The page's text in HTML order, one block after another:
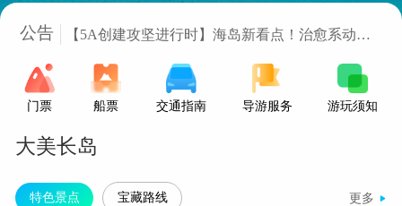
公告
通知：夜游《梦寻仙山》开园时间
长岛邀您免费看海，驻烟大学生专属礼遇！
【5A创建攻坚进行时】海岛新看点！治愈系动漫
风+夜光VR， 长岛墙绘“活”了！
长岛南北长山旅游景区 欢迎您
门票 船票 交通指南 导游服务 游玩须知
大美长岛
特色景点 宝藏路线 更多 